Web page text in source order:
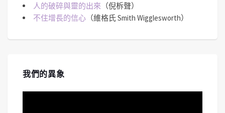
人的破碎與靈的出來 （倪柝聲）
不住增長的信心 （維格氏 Smith Wigglesworth）
我們的異象